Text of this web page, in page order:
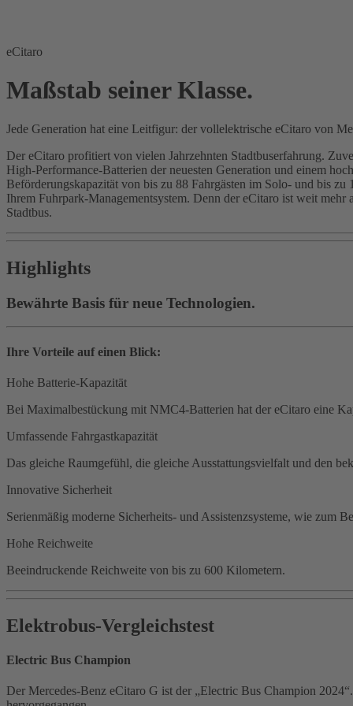
eCitaro
Maßstab seiner Klasse.
Jede Generation hat eine Leitfigur: der vollelektrische eCitaro von
Der eCitaro profitiert von vielen Jahrzehnten Stadtbuserfahrung.
High-Performance-Batterien der neuesten Generation und einem
Beförderungskapazität von bis zu 88 Fahrgästen im Solo- und bis
Ihrem Fuhrpark-Managementsystem. Denn der eCitaro ist weit
Stadtbus.
Highlights
Bewährte Basis für neue Technologien.
Ihre Vorteile auf einen Blick:
Hohe Batterie-Kapazität
Bei Maximalbestückung mit NMC4-Batterien hat der eCitaro eine
Umfassende Fahrgastkapazität
Das gleiche Raumgefühl, die gleiche Ausstattungsvielfalt und den
Innovative Sicherheit
Serienmäßig moderne Sicherheits- und Assistenzsysteme, wie zum
Hohe Reichweite
Beeindruckende Reichweite von bis zu 600 Kilometern.
Elektrobus-Vergleichstest
Electric Bus Champion
Der Mercedes‑Benz eCitaro G ist der „Electric Bus Champion